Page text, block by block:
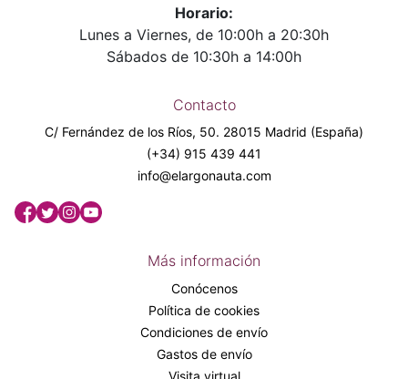
Horario:
Lunes a Viernes, de 10:00h a 20:30h
Sábados de 10:30h a 14:00h
Contacto
C/ Fernández de los Ríos, 50. 28015 Madrid (España)
(+34) 915 439 441
info@elargonauta.com
Más información
Conócenos
Política de cookies
Condiciones de envío
Gastos de envío
Visita virtual